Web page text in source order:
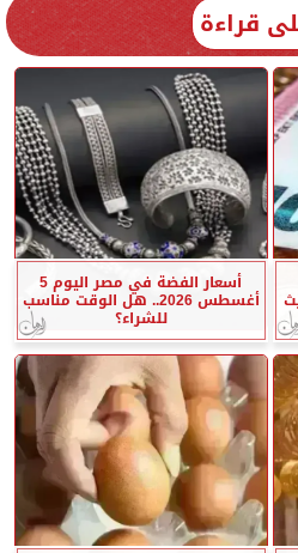
قراءة
أسعار الفضة في مصر اليوم 5
أغسطس 2026.. هل الوقت مناسب
للشراء؟